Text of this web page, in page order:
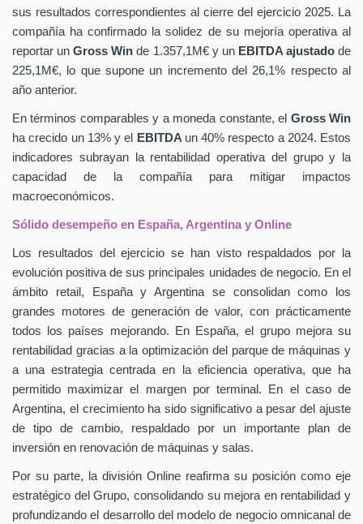
sus resultados correspondientes al cierre del ejercicio 2025. La
compañía ha confirmado la solidez de su mejoría operativa al
reportar unGross Winde 1.357,1M€ y un EBITDA ajustadode
225,1M€, lo que supone un incremento del 26,1% respecto al
año anterior.
En términos comparables y a moneda constante, el Gross Win
ha crecido un 13% y el
EBITDA un 40% respecto a 2024. Estos
indicadores subrayan la rentabilidad operativa del grupo y la
capacidad de la compañía para mitigar impactos
macroeconómicos.
Sólido desempeño en España, Argentina y Online
Los resultados del ejercicio se han visto respaldados por la
evolución positiva de sus principales unidades de negocio. En el
ámbito retail, España y Argentina se consolidan como los
grandes motores de generación de valor, con prácticamente
todos los países mejorando. En España, el grupo mejora su
rentabilidad gracias a la optimización del parque de máquinas y
a una estrategia centrada en la eficiencia operativa, que ha
permitido maximizar el margen por terminal. En el caso de
Argentina, el crecimiento ha sido significativo a pesar del ajuste
de tipo de cambio, respaldado por un importante plan de
inversión en renovación de máquinas y salas.
Por su parte, la división Online reafirma su posición como eje
estratégico del Grupo, consolidando su mejora en rentabilidad y
profundizando el desarrollo del modelo de negocio omnicanal de